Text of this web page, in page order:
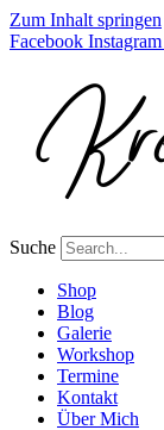
Zum Inhalt springen
Facebook Instagram
Suche
Shop
Blog
Galerie
Workshop
Termine
Kontakt
Über Mich